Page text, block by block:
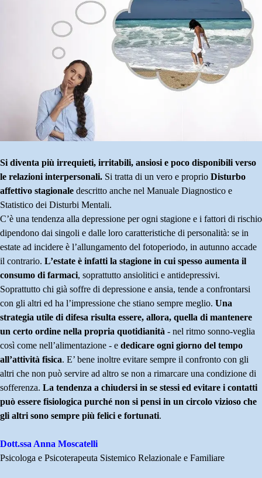
Si diventa più irrequieti, irritabili, ansiosi e poco disponibili verso
le relazioni interpersonali. Si tratta di un vero e proprio Disturbo
affettivo stagionale descritto anche nel Manuale Diagnostico e
Statistico dei Disturbi Mentali.
C’è una tendenza alla depressione per ogni stagione e i fattori di rischio
dipendono dai singoli e dalle loro caratteristiche di personalità: se in
estate ad incidere è l’allungamento del fotoperiodo, in autunno accade
il contrario. L’estate è infatti la stagione in cui spesso aumenta il
consumo di farmaci, soprattutto ansiolitici e antidepressivi.
Soprattutto chi già soffre di depressione e ansia, tende a confrontarsi
con gli altri ed ha l’impressione che stiano sempre meglio. Una
strategia utile di difesa risulta essere, allora, quella di mantenere
un certo ordine nella propria quotidianità - nel ritmo sonno-veglia
così come nell’alimentazione - e dedicare ogni giorno del tempo
all’attività fisica. E’ bene inoltre evitare sempre il confronto con gli
altri che non può servire ad altro se non a rimarcare una condizione di
sofferenza. La tendenza a chiudersi in se stessi ed evitare i contatti
può essere fisiologica purché non si pensi in un circolo vizioso che
gli altri sono sempre più felici e fortunati.
Dott.ssa Anna Moscatelli
Psicologa e Psicoterapeuta Sistemico Relazionale e Familiare